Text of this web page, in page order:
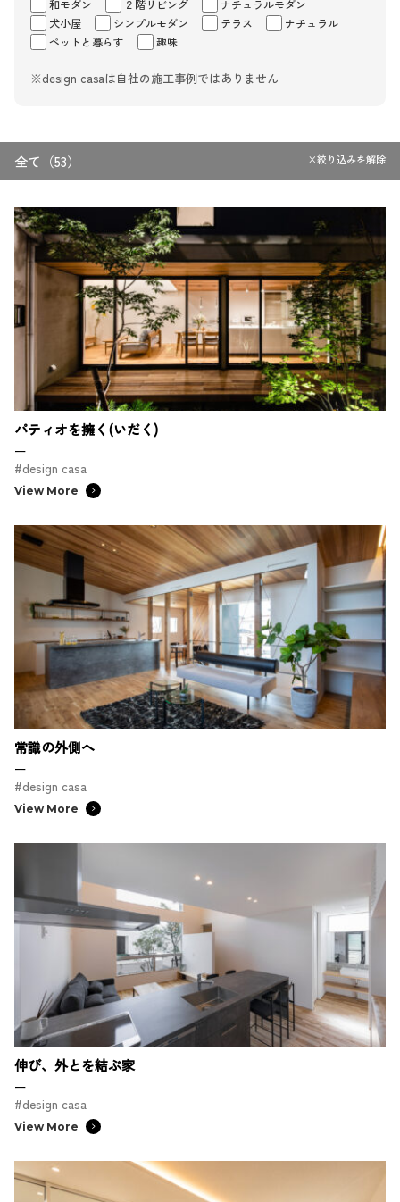
和モダン
２階リビング
ナチュラルモダン
犬小屋
シンプルモダン テラス
ナチュラル
ペットと暮らす
趣味
※design casaは自社の施工事例ではありません
全て（53） ×絞り込みを解除
パティオを擁く(いだく)
ー
#design casa
View More
常識の外側へ
ー
#design casa
View More
伸び、外とを結ぶ家
ー
#design casa
View More